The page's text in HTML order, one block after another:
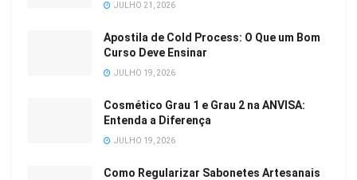
JULHO 21, 2026
Apostila de Cold Process: O Que um Bom
Curso Deve Ensinar
JULHO 19, 2026
Cosmético Grau 1 e Grau 2 na ANVISA:
Entenda a Diferença
JULHO 19, 2026
Como Regularizar Sabonetes Artesanais